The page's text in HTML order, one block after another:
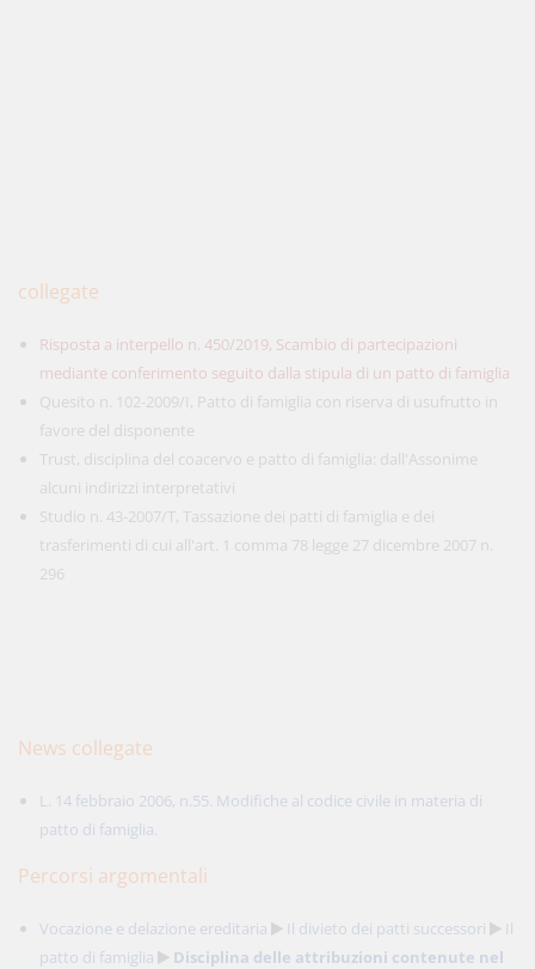
collegate
Risposta a interpello n. 450/2019, Scambio di partecipazioni
mediante conferimento seguito dalla stipula di un patto di famiglia
Quesito n. 102-2009/I, Patto di famiglia con riserva di usufrutto in
favore del disponente
Trust, disciplina del coacervo e patto di famiglia: dall'Assonime
alcuni indirizzi interpretativi
Studio n. 43-2007/T, Tassazione dei patti di famiglia e dei
trasferimenti di cui all'art. 1 comma 78 legge 27 dicembre 2007 n.
296
News collegate
L. 14 febbraio 2006, n.55. Modifiche al codice civile in materia di
patto di famiglia.
Percorsi argomentali
Vocazione e delazione ereditaria Il divieto dei patti successori
Il
patto di famiglia
Disciplina delle attribuzioni contenute nel